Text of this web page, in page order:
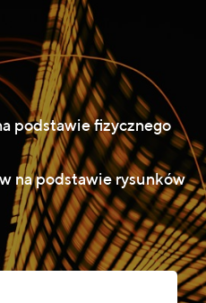
podstawie fizycznego
na podstawie rysunków